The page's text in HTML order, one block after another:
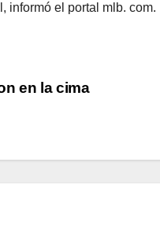
informó el portal mlb. com.
en la cima